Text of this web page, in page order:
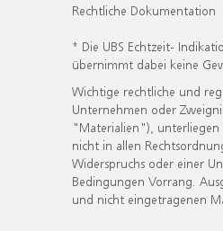
Rechtliche Dokumentation
* Die UBS Echtzeit-
übernimmt dabei keine
Wichtige rechtliche und
Unternehmen oder
"Materialien"), unterliegen
nicht in allen
Widerspruchs oder einer
Bedingungen Vorrang.
und nicht eingetragenen